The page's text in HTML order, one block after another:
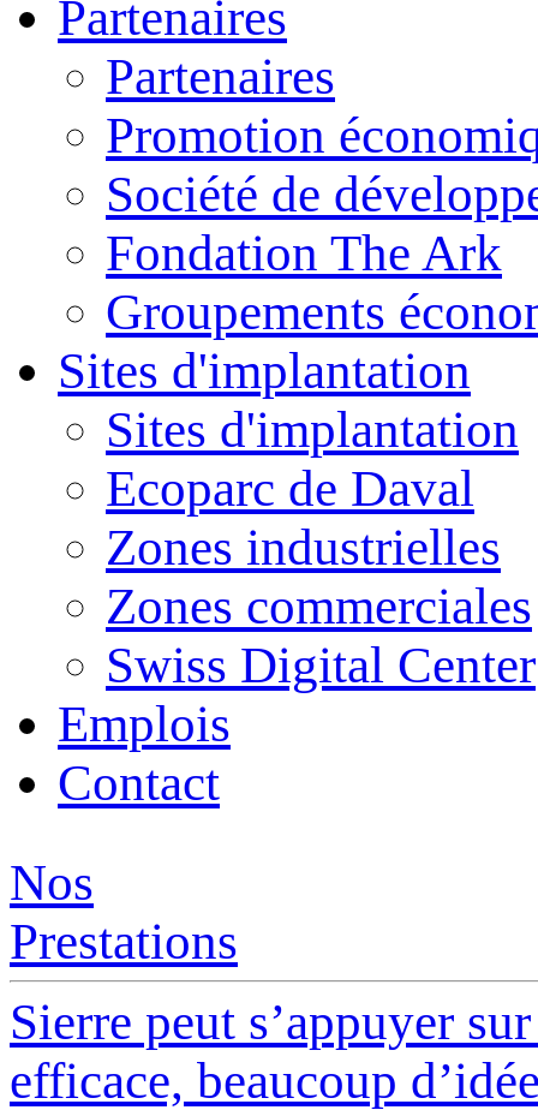
Partenaires
Partenaires
Promotion
Société de
Fondation The Ark
Groupements
Sites d'implantation
Sites d'implantation
Ecoparc de Daval
Zones industrielles
Zones commerciales
Swiss Digital Center
Emplois
Contact
Nos
Prestations
Sierre peut s’appuyer
efficace, beaucoup